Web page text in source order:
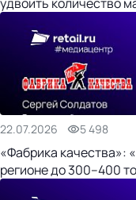
22.07.2026 5 498
«Фабрика
регионе до 300–400